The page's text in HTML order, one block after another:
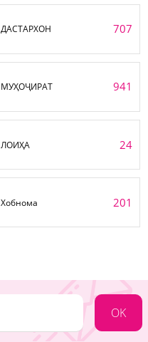
ДАСТАРХОН 707
МУҲОҶИРАТ 941
ЛОИҲА 24
Хобнома 201
OK